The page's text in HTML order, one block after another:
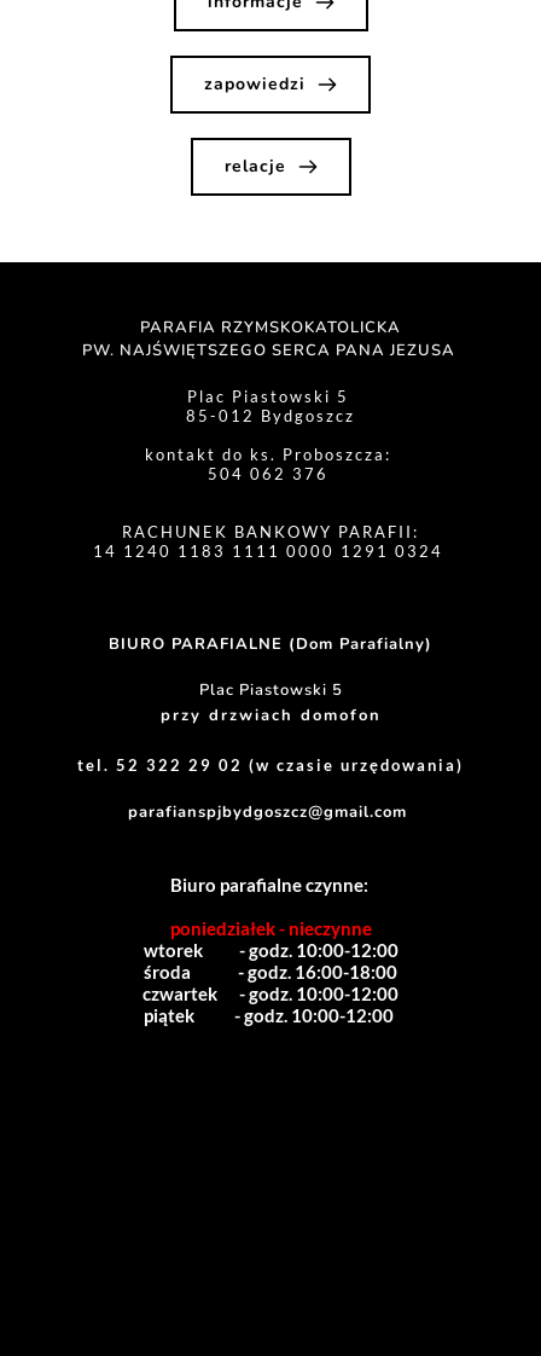
zapowiedzi
relacje
PARAFIA RZYMSKOKATOLICKA
PW. NAJŚWIĘTSZEGO SERCA PANA JEZUSA
Plac Piastowski 5
85-012 Bydgoszcz
kontakt do ks. Proboszcza:
504 062 376
RACHUNEK BANKOWY PARAFII:
14 1240 1183 1111 0000 1291 0324
BIURO PARAFIALNE (Dom Parafialny)
Plac Piastowski 5
przy drzwiach domofon
tel. 52 322 29 02 (w czasie urzędowania)
parafianspjbydgoszcz@gmail.com
Biuro parafialne czynne:
poniedziałek - nieczynne
wtorek          - godz. 10:00-12:00
środa             - godz. 16:00-18:00
czwartek      - godz. 10:00-12:00
piątek           - godz. 10:00-12:00